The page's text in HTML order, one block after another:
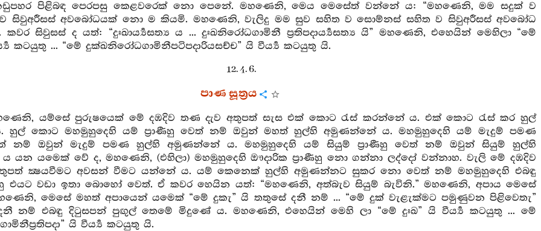
පිළිබඳ පෙරපසු කෙළවරෙක් නො පෙනේ. මහණෙනි, මෙය මෙසේත් වන්නේ ය: “මහණෙනි, මම සදුක් ව
සිවුඅරීසස් අවබෝධයක් නො ම කියමි. මහණෙනි, වැලිදු මම සුව සහිත ව සොම්නස් සහිත ව සිවුඅරීසස් අවබෝධ
සිවුසස් ද යත්: “දුඃඛාර්‍ය්‍යසත්‍ය ය ... දුඃඛනිරෝධගාමිනී ප්‍රතිපදාර්‍ය්‍යසත්‍ය යි” මහණෙනි, එහෙයින් මෙහිලා “මේ
කටයුතු ... “මේ දුක්ඛනිරෝධගාමිනීපටිපදාරියසච්ච” යි වීර්‍ය්‍ය කටයුතු යි.
12. 4. 6.
පාණ සූත්‍රය
යම්සේ පුරුෂයෙක් මේ දඹදිව තණ දැව අතුපත් සැස එක් කොට රැස් කරන්නේ ය. එක් කොට රැස් කර හුල්
හුල් කොට මහමුහුදෙහි යම් ප්‍රාණීහු වෙත් නම් ඔවුන් මහත් හුල්හි අමුණන්නේ ය. මහමුහුදෙහි යම් මැදුම් පමණ
නම් ඔවුන් මැදුම් පමණ හුල්හි අමුණන්නේ ය. මහමුහුදෙහි යම් සියුම් ප්‍රාණීහු වෙත් නම් ඔවුන් සියුම් හුල්හි
යන යමෙක් වේ ද, මහණෙනි, (එහිලා) මහමුහුදෙහි ඖදාරික ප්‍රාණීහු නො ගන්නා ලද්දෝ වන්නාහ. වැලි මේ දඹදිව
ක්‍ෂයවීමට අවසන් වීමට යන්නේ ය. යම් කෙනෙක් හුල්හි අමුණන්නට සුකර නො වෙත් නම් මහමුහුදෙහි එබඳු
එයට වඩා ඉතා බොහෝ වෙත්. ඒ කවර හෙයින යත්: “මහණෙනි, අත්බැව සියුම් බැවිනි.” මහණෙනි, අපාය මෙසේ
මෙසේ මහත් අපායෙන් යමෙක් “මේ දුකැ” යි තතුසේ දනී නම් ... “මේ දුක් වැළැක්මට පමුණුවන පිළිවෙතැ”
නම් එබඳු දිටුසපන් පුඟුල් තෙමේ මිදුණේ ය. මහණෙනි, එහෙයින් මෙහි ලා “මේ දුඃඛ” යි වීර්‍ය්‍ය කටයුතු ... මේ
යි වීර්‍ය්‍ය කටයුතු යි.